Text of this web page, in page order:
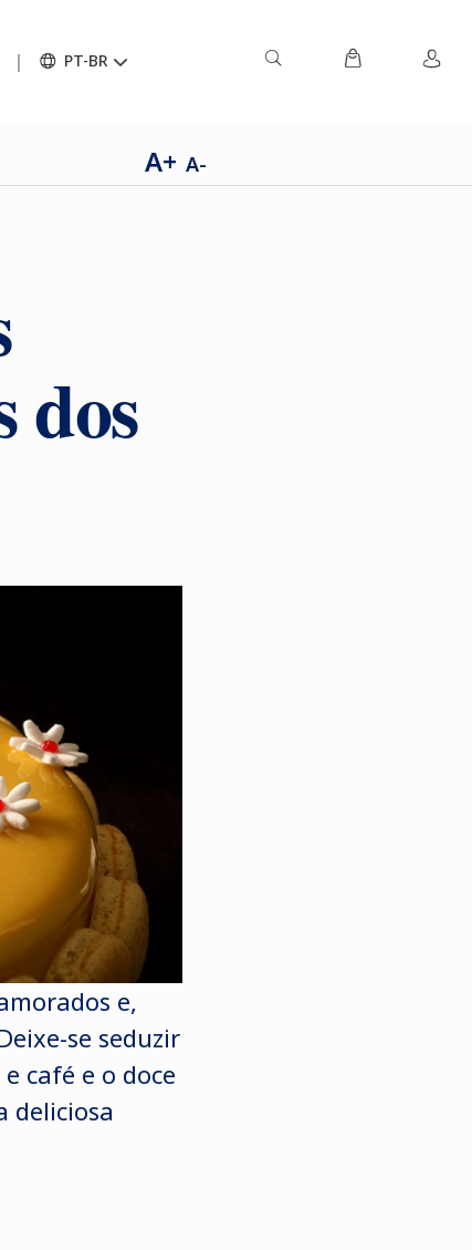
PT-BR
A+ A-
dos
e,
se seduzir
café e o doce
deliciosa